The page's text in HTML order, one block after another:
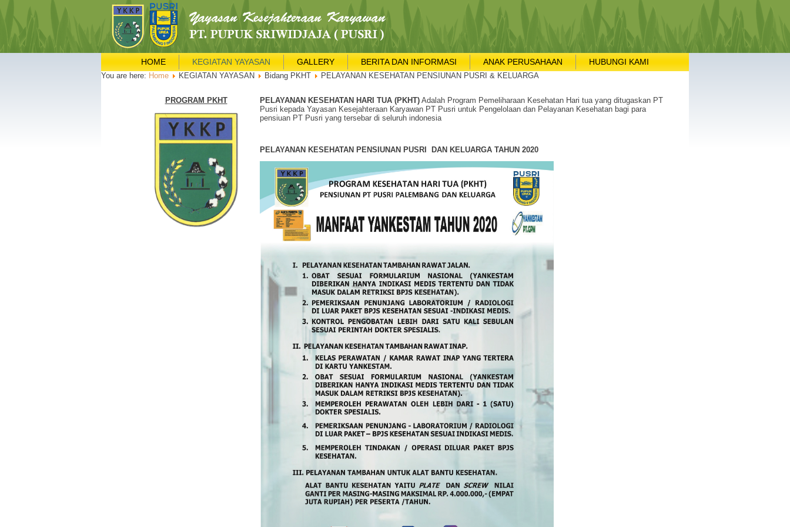
HOME KEGIATAN YAYASAN GALLERY BERITA DAN INFORMASI ANAK PERUSAHAAN HUBUNGI KAMI
You are here: Home KEGIATAN YAYASAN Bidang PKHT PELAYANAN KESEHATAN PENSIUNAN PUSRI & KELUARGA
PROGRAM PKHT PELAYANAN KESEHATAN HARI TUA (PKHT) Adalah Program Pemeliharaan Kesehatan Hari tua yang ditugaskan PT
Pusri kepada Yayasan Kesejahteraan Karyawan PT Pusri untuk Pengelolaan dan Pelayanan Kesehatan bagi para
pensiuan PT Pusri yang tersebar di seluruh indonesia
PELAYANAN KESEHATAN PENSIUNAN PUSRI DAN KELUARGA TAHUN 2020